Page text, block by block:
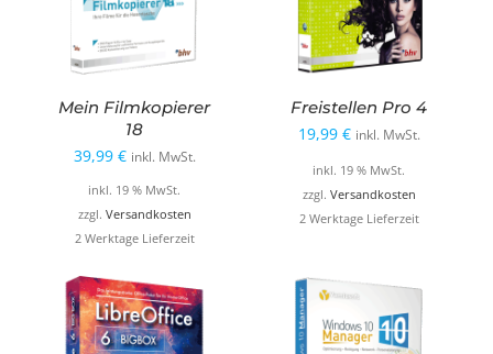
Mein Filmkopierer
18
39,99 € inkl. MwSt.
inkl. 19 % MwSt.
zzgl. Versandkosten
2 Werktage Lieferzeit
Freistellen Pro 4
19,99 € inkl. MwSt.
inkl. 19 % MwSt.
zzgl. Versandkosten
2 Werktage Lieferzeit